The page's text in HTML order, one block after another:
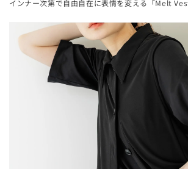
インナー次第で自由自在に表情を変える「Melt